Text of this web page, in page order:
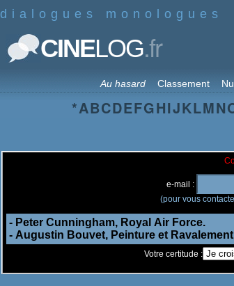
dialogues monologues
CINELOG.fr
Au hasard Classement
*ABCDEFGHIJKLMN
e-mail :
(pour vous
Votre certitude :